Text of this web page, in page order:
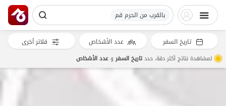
بالقرب من الحرم قم
تاريخ السفر عدد الأشخاص فلاتر أخرى
لمشاهدة نتائج أكثر دقة، حددتاريخ السفروعدد الأشخاص